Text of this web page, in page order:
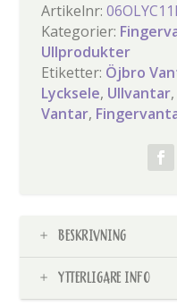
mängd
Artikelnr:
Kategorier:
Ullprodukter
Etiketter: Öjbro
Lycksele, Ullvantar
Vantar,
BESKRIVNING
YTTERLIGARE INFO